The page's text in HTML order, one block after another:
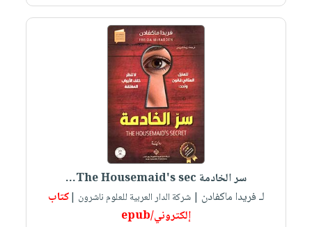
سر الخادمة The Housemaid's sec...
لـ فريدا ماكفادن | شركة الدار العربية للعلوم ناشرون |كتاب
إلكتروني/epub